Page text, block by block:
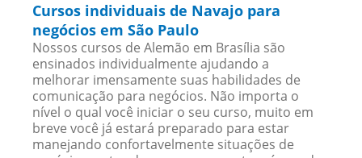
Cursos individuais de Navajo para
negócios em São Paulo
Nossos cursos de Alemão em Brasília são
ensinados individualmente ajudando a
melhorar imensamente suas habilidades de
comunicação para negócios. Não importa o
nível o qual você iniciar o seu curso, muito em
breve você já estará preparado para estar
manejando confortavelmente situações de